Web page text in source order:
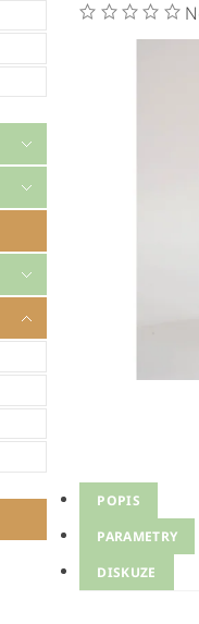
POPIS
PARAMETRY
DISKUZE